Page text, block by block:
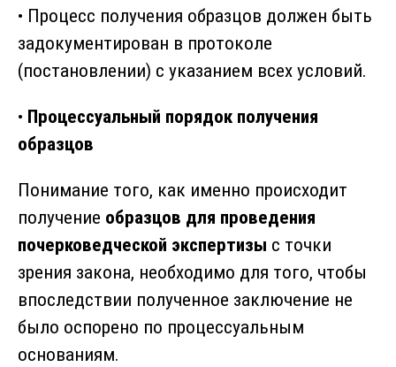
• Процесс получения образцов должен быть
задокументирован в протоколе
(постановлении) с указанием всех условий.
• Процессуальный порядок получения
образцов
Понимание того, как именно происходит
получение образцов для проведения
почерковедческой экспертизы с точки
зрения закона, необходимо для того, чтобы
впоследствии полученное заключение не
было оспорено по процессуальным
основаниям.